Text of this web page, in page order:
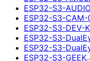
ESP32-S3-
ESP32-S3-CAM-
ESP32-S3-DEV-
ESP32-S3-
ESP32-S3-
ESP32-S3-GEEK